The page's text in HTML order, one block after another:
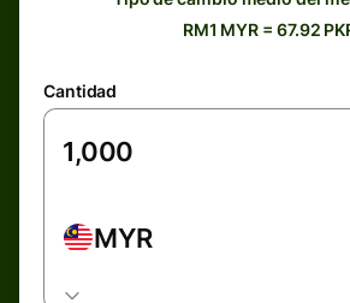
RM1 MYR = 67.92
Cantidad
MYR